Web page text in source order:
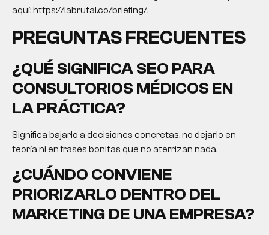
aquí: https://labrutal.co/briefing/.
PREGUNTAS FRECUENTES
¿QUÉ SIGNIFICA SEO PARA
CONSULTORIOS MÉDICOS EN
LA PRÁCTICA?
Significa bajarlo a decisiones concretas, no dejarlo en
teoría ni en frases bonitas que no aterrizan nada.
¿CUÁNDO CONVIENE
PRIORIZARLO DENTRO DEL
MARKETING DE UNA EMPRESA?